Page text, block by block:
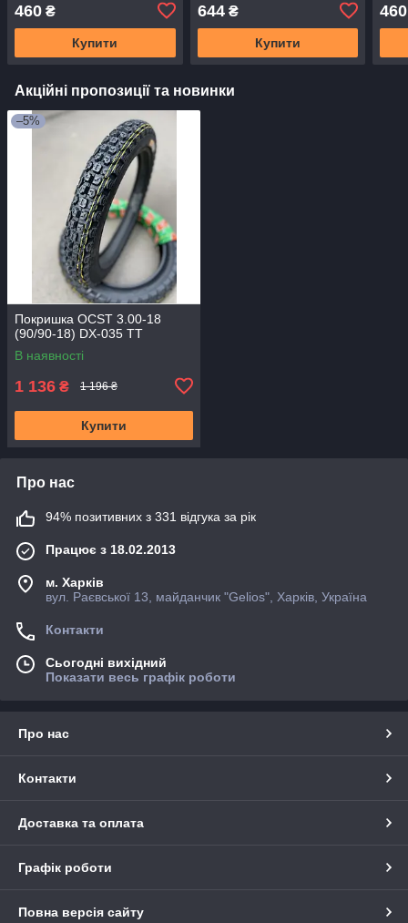
460 ₴
Купити
644₴
Купити
460
Акційні пропозиції та новинки
–5%
Покришка OCST 3.00-18
(90/90-18) DX-035 TT
В наявності
1 136 ₴ 1 196 ₴
Купити
Про нас
94% позитивних з 331 відгука за рік
Працює з 18.02.2013
м. Харків
вул. Раєвської 13, майданчик "Gelios", Харків, Україна
Контакти
Сьогодні вихідний
Показати весь графік роботи
Про нас
Контакти
Доставка та оплата
Графік роботи
Повна версія сайту